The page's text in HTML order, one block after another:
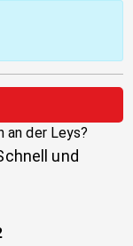
an der Leys?
und